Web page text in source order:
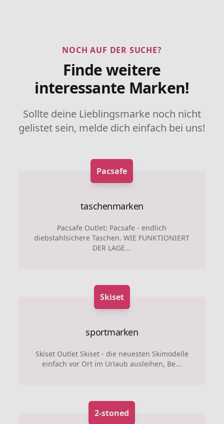
NOCH AUF DER SUCHE?
Finde weitere
interessante Marken!
Sollte deine Lieblingsmarke noch nicht
gelistet sein, melde dich einfach bei uns!
Pacsafe
taschenmarken
Pacsafe Outlet: Pacsafe - endlich
diebstahlsichere Taschen. WIE FUNKTIONIERT
DER LAGE...
Skiset
sportmarken
Skiset Outlet Skiset - die neuesten Skimodelle
einfach vor Ort im Urlaub ausleihen, Be...
2-stoned